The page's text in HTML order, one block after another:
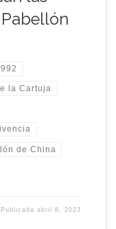
la Cartuja
de China
Publicadaabril 8, 2023